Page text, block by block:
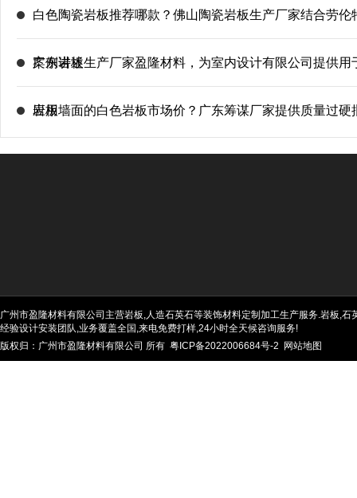
白色陶瓷岩板推荐哪款？佛山陶瓷岩板生产厂家结合劳伦
案例讲述
广东岩板生产厂家盈隆材料，为室内设计有限公司提供用
岩板
应用墙面的白色岩板市场价？广东筹谋厂家提供质量过硬
广州市盈隆材料有限公司主营岩板,人造石英石等装饰材料定制加工生产服务.岩板,
经验设计安装团队,业务覆盖全国,来电免费打样,24小时全天候咨询服务!
版权归：广州市盈隆材料有限公司 所有 粤ICP备2022006684号-2 网站地图